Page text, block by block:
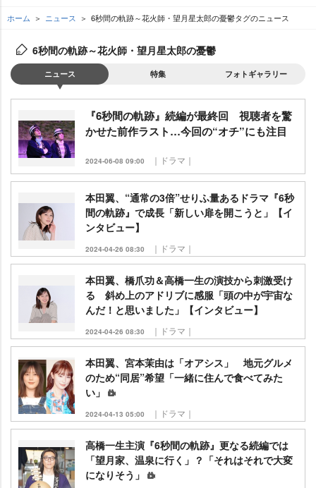
ホーム ニュース 6秒間の軌跡～花火師・望月星太郎の憂鬱タグのニュース
6秒間の軌跡～花火師・望月星太郎の憂鬱
ニュース 特集 フォトギャラリー
『6秒間の軌跡』続編が最終回 視聴者を驚
かせた前作ラスト…今回の“オチ”にも注目
2024-06-08 09:00 ｜ドラマ｜
本田翼、“通常の3倍”せりふ量あるドラマ『6秒
間の軌跡』で成長「新しい扉を開こうと」【イ
ンタビュー】
2024-04-26 08:30 ｜ドラマ｜
本田翼、橋爪功＆高橋一生の演技から刺激受け
る 斜め上のアドリブに感服「頭の中が宇宙な
んだ！と思いました」【インタビュー】
2024-04-26 08:30 ｜ドラマ｜
本田翼、宮本茉由は「オアシス」 地元グルメ
のため“同居”希望「一緒に住んで食べてみた
い」
2024-04-13 05:00 ｜ドラマ｜
高橋一生主演『6秒間の軌跡』更なる続編では
「望月家、温泉に行く」？「それはそれで大変
になりそう」